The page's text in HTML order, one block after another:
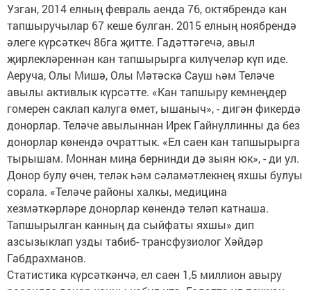
Узган, 2014 елның февраль аенда 76, октябрендә кан
тапшыручылар 67 кеше булган. 2015 елның ноябрендә
әлеге күрсәткеч 86га җитте. Гадәттәгечә, авыл
җирлекләреннән кан тапшырырга килүчеләр күп иде.
Аеруча, Олы Мишә, Олы Мәтәскә Сауш һәм Теләче
авылы активлык күрсәтте. «Кан тапшыру кемнеңдер
гомерен саклап калуга өмет, ышаныч», - дигән фикердә
донорлар. Теләче авылыннан Ирек Гайнуллинны да без
донорлар көнендә очраттык. «Ел саен кан тапшырырга
тырышам. Моннан миңа бернинди дә зыян юк», - ди ул.
Донор булу өчен, теләк һәм сәламәтлекнең яхшы булуы
сорала. «Теләче районы халкы, медицина
хезмәткәрләре донорлар көнендә теләп катнаша.
Тапшырылган канның да сыйфаты яхшы» дип
азсызыклап узды табиб- трансфузиолог Хәйдәр
Габдрахманов.
Статистика күрсәткәнчә, ел саен 1,5 миллион авыру